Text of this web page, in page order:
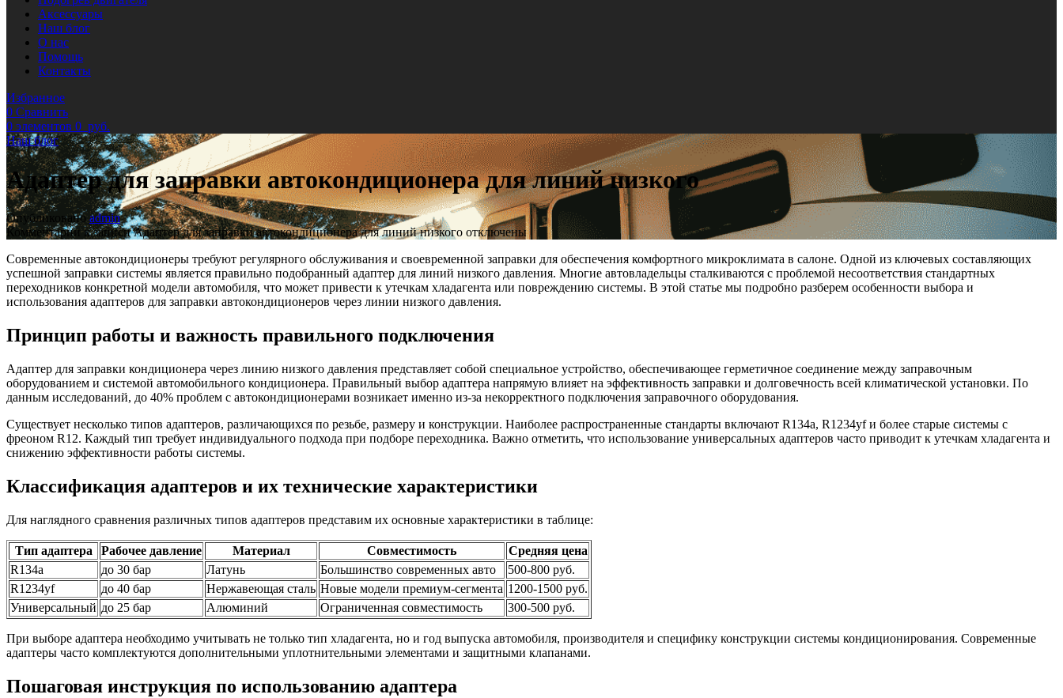
Аксессуары
Наш блог
О нас
Помощь
Контакты
Избранное
0 Сравнить
0 элементов 0 руб.
Наш блог
Адаптер для заправки автокондиционера для линий низкого
Опубликовано admin
Комментарии к записи Адаптер для заправки автокондиционера для линий низкого отключены
Современные автокондиционеры требуют регулярного обслуживания и своевременной заправки для обеспечения комфортного микроклимата в салоне. Одной из ключевых составляющих
успешной заправки системы является правильно подобранный адаптер для линий низкого давления. Многие автовладельцы сталкиваются с проблемой несоответствия стандартных
переходников конкретной модели автомобиля, что может привести к утечкам хладагента или повреждению системы. В этой статье мы подробно разберем особенности выбора и
использования адаптеров для заправки автокондиционеров через линии низкого давления.
Принцип работы и важность правильного подключения
Адаптер для заправки кондиционера через линию низкого давления представляет собой специальное устройство, обеспечивающее герметичное соединение между заправочным
оборудованием и системой автомобильного кондиционера. Правильный выбор адаптера напрямую влияет на эффективность заправки и долговечность всей климатической установки. По
данным исследований, до 40% проблем с автокондиционерами возникает именно из-за некорректного подключения заправочного оборудования.
Существует несколько типов адаптеров, различающихся по резьбе, размеру и конструкции. Наиболее распространенные стандарты включают R134a, R1234yf и более старые системы с
фреоном R12. Каждый тип требует индивидуального подхода при подборе переходника. Важно отметить, что использование универсальных адаптеров часто приводит к утечкам хладагента и
снижению эффективности работы системы.
Классификация адаптеров и их технические характеристики
Для наглядного сравнения различных типов адаптеров представим их основные характеристики в таблице:
Тип адаптера Рабочее давление Материал Совместимость
Средняя цена
R134a
до 30 бар Латунь Большинство современных авто
500-800 руб.
R1234yf
до 40 бар Нержавеющая сталь Новые модели премиум-сегмента 1200-1500 руб.
Универсальный до 25 бар Алюминий Ограниченная совместимость 300-500 руб.
При выборе адаптера необходимо учитывать не только тип хладагента, но и год выпуска автомобиля, производителя и специфику конструкции системы кондиционирования. Современные
адаптеры часто комплектуются дополнительными уплотнительными элементами и защитными клапанами.
Пошаговая инструкция по использованию адаптера